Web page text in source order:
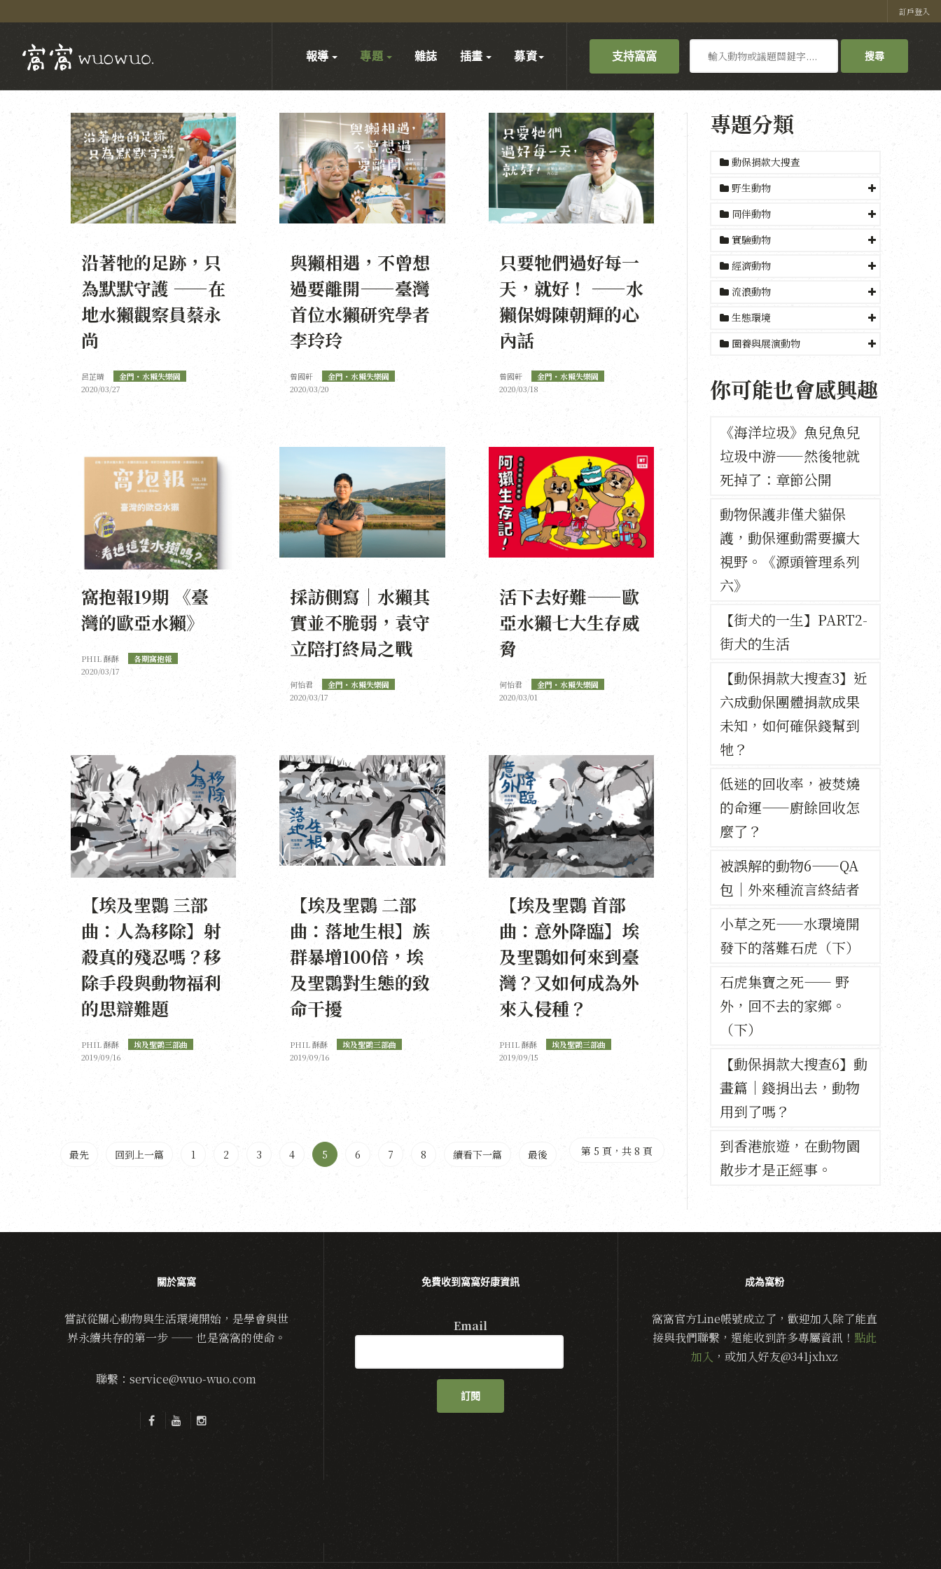
訂戶登入
支持窩窩
尋
搜尋
報導 專題 雜誌 插畫 募資
沿著牠的足跡，只
為默默守護 ——在
地水獺觀察員蔡永
尚
呂芷晴
金門・水獺失樂園
2020/03/27
與獺相遇，不曾想
過要離開——臺灣
首位水獺研究學者
李玲玲
曾國軒
金門・水獺失樂園
2020/03/20
只要牠們過好每一
天，就好！ ——水
獺保姆陳朝輝的心
內話
曾國軒
金門・水獺失樂園
2020/03/18
窩抱報19期 《臺
灣的歐亞水獺》
PHIL 酥酥
各期窩抱報
2020/03/17
採訪側寫｜水獺其
實並不脆弱，袁守
立陪打終局之戰
何怡君
金門・水獺失樂園
2020/03/17
活下去好難——歐
亞水獺七大生存威
脅
何怡君
金門・水獺失樂園
2020/03/01
【埃及聖䴉 三部
曲：人為移除】射
殺真的殘忍嗎？移
除手段與動物福利
的思辯難題
PHIL 酥酥
埃及聖䴉三部曲
2019/09/16
【埃及聖䴉 二部
曲：落地生根】族
群暴增100倍，埃
及聖䴉對生態的致
命干擾
PHIL 酥酥
埃及聖䴉三部曲
2019/09/16
【埃及聖䴉 首部
曲：意外降臨】埃
及聖䴉如何來到臺
灣？又如何成為外
來入侵種？
PHIL 酥酥
埃及聖䴉三部曲
2019/09/15
第 5 頁，共 8 頁
最先 回到上一篇 1 2 3 4 5 6 7 8 續看下一篇 最後
專題分類
動保捐款大搜查
野生動物
同伴動物
實驗動物
經濟動物
流浪動物
生態環境
圈養與展演動物
你可能也會感興趣
《海洋垃圾》魚兒魚兒
垃圾中游——然後牠就
死掉了：章節公開
動物保護非僅犬貓保
護，動保運動需要擴大
視野。《源頭管理系列
六》
【街犬的一生】PART2-
街犬的生活
【動保捐款大搜查3】近
六成動保團體捐款成果
未知，如何確保錢幫到
牠？
低迷的回收率，被焚燒
的命運——廚餘回收怎
麼了？
被誤解的動物6——QA
包｜外來種流言終結者
小草之死——水環境開
發下的落難石虎（下）
石虎集寶之死—— 野
外，回不去的家鄉。
（下）
【動保捐款大搜查6】動
畫篇｜錢捐出去，動物
用到了嗎？
到香港旅遊，在動物園
散步才是正經事。
關於窩窩
嘗試從關心動物與生活環境開始，是學會與世
界永續共存的第一步 —— 也是窩窩的使命。
聯繫：service@wuo-wuo.com
免費收到窩窩好康資訊
Email
訂閱
成為窩粉
窩窩官方Line帳號成立了，歡迎加入除了能直
接與我們聯繫，還能收到許多專屬資訊！ 點此
加入 ，或加入好友@341jxhxz